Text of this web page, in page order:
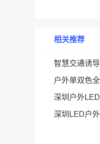
相关推荐
智慧交通诱
户外单双色
深圳户外
深圳LED户